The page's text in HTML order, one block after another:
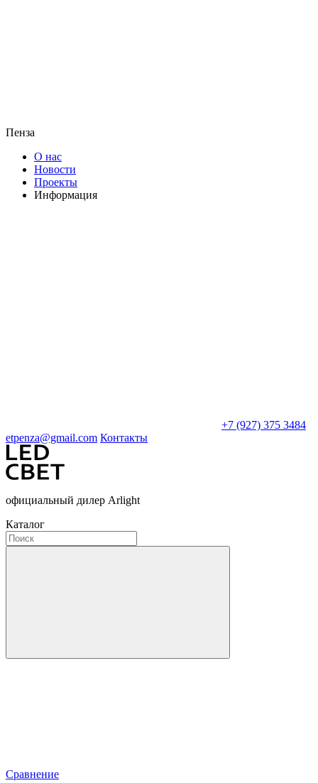
Пенза
О нас
Новости
Проекты
Информация
+7 (927) 375 3484
etpenza@gmail.com Контакты
официальный дилер Arlight
Каталог
Сравнение